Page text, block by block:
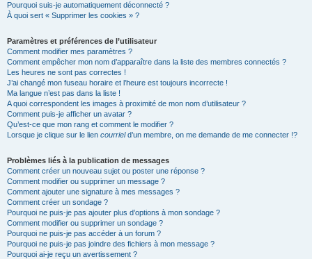
Pourquoi suis-je automatiquement déconnecté ?
À quoi sert « Supprimer les cookies » ?
Paramètres et préférences de l’utilisateur
Comment modifier mes paramètres ?
Comment empêcher mon nom d’apparaître dans la liste des membres connectés ?
Les heures ne sont pas correctes !
J’ai changé mon fuseau horaire et l’heure est toujours incorrecte !
Ma langue n’est pas dans la liste !
A quoi correspondent les images à proximité de mon nom d’utilisateur ?
Comment puis-je afficher un avatar ?
Qu’est-ce que mon rang et comment le modifier ?
Lorsque je clique sur le lien courrield’un membre, on me demande de me connecter !?
Problèmes liés à la publication de messages
Comment créer un nouveau sujet ou poster une réponse ?
Comment modifier ou supprimer un message ?
Comment ajouter une signature à mes messages ?
Comment créer un sondage ?
Pourquoi ne puis-je pas ajouter plus d’options à mon sondage ?
Comment modifier ou supprimer un sondage ?
Pourquoi ne puis-je pas accéder à un forum ?
Pourquoi ne puis-je pas joindre des fichiers à mon message ?
Pourquoi ai-je reçu un avertissement ?